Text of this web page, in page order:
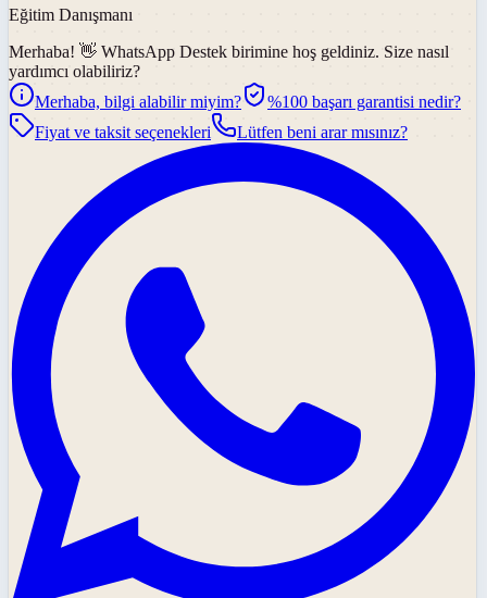
Eğitim Danışmanı
Merhaba! 👋 WhatsApp Destek birimine hoş geldiniz. Size nasıl
yardımcı olabiliriz?
Merhaba, bilgi alabilir miyim?
%100 başarı garantisi nedir?
Fiyat ve taksit seçenekleri
Lütfen beni arar mısınız?